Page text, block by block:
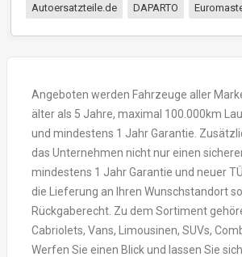
Autoersatzteile.de DAPARTO
Angeboten werden Fahrzeuge aller
älter als 5 Jahre, maximal 100.000km
und mindestens 1 Jahr Garantie.
das Unternehmen nicht nur einen
mindestens 1 Jahr Garantie und neuer
die Lieferung an Ihren Wunschstandort
Rückgaberecht. Zu dem Sortiment
Cabriolets, Vans, Limousinen, SUVs,
Werfen Sie einen Blick und lassen Sie